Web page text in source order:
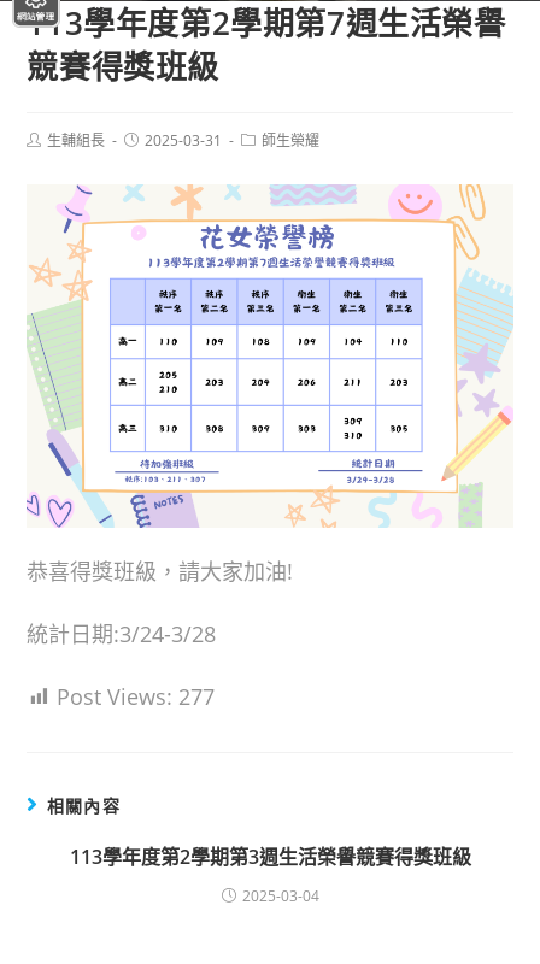
113學年度第2學期第7週生活榮譽
競賽得獎班級
Post生輔組長
Post2025-03-31
Post師生榮耀
恭喜得獎班級，請大家加油!
統計日期:3/24-3/28
Post Views: 277
相關內容
113學年度第2學期第3週生活榮譽競賽得獎班級
2025-03-04